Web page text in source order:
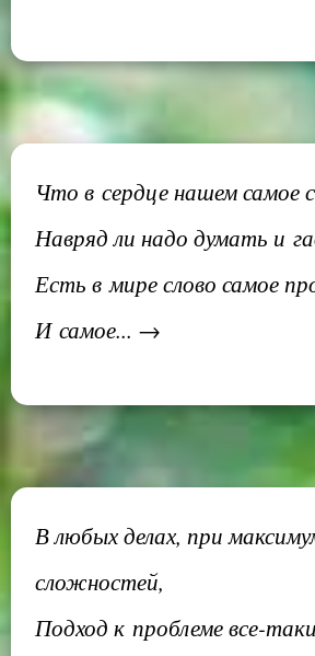
Что в сердце нашем самое
Навряд ли надо думать и
Есть в мире слово самое
И самое... →
В любых делах, при
сложностей,
Подход к проблеме все-